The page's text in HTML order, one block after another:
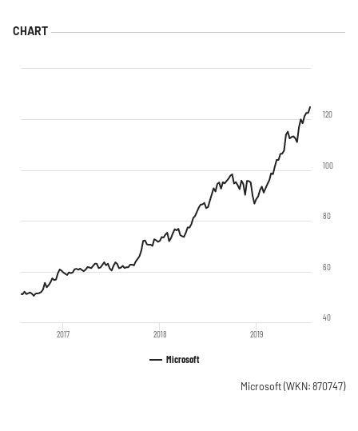
Microsoft
2017 2018 2019
40
60
80
100
120
Microsoft (WKN: 870747)